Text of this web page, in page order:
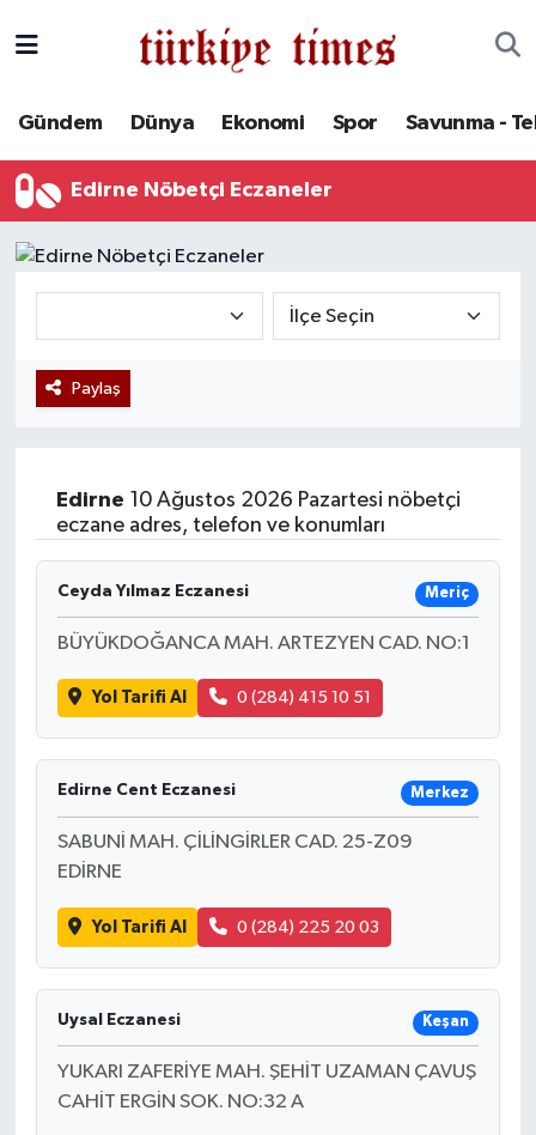
Gündem Dünya Ekonomi Spor Savunma -
Edirne Nöbetçi Eczaneler
Paylaş
Edirne 10 Ağustos 2026 Pazartesi nöbetçi
eczane adres, telefon ve konumları
Ceyda Yılmaz Eczanesi Meriç
BÜYÜKDOĞANCA MAH. ARTEZYEN CAD. NO:1
Yol Tarifi Al 0 (284) 415 10 51
Edirne Cent Eczanesi Merkez
SABUNİ MAH. ÇİLİNGİRLER CAD. 25-Z09
EDİRNE
Yol Tarifi Al 0 (284) 225 20 03
Uysal Eczanesi Keşan
YUKARI ZAFERİYE MAH. ŞEHİT UZAMAN ÇAVUŞ
CAHİT ERGİN SOK. NO:32 A
Savunma - Teknoloji
Kültür - Sanat
Son Dakika Haberleri
Haber Arşivi